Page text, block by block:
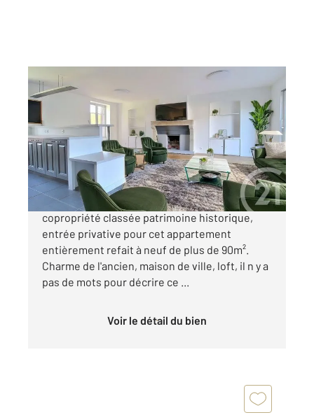
FRESNES 94
90 m
, 4 pièces
Ref : 9442
Appartement F4 à vendre
450 000 €
ANTONY - FRESNES, Dans une petite
copropriété classée patrimoine historique,
entrée privative pour cet appartement
entièrement refait à neuf de plus de 90m².
Charme de l'ancien, maison de ville, loft, il n y a
pas de mots pour décrire ce ...
Voir le détail du bien